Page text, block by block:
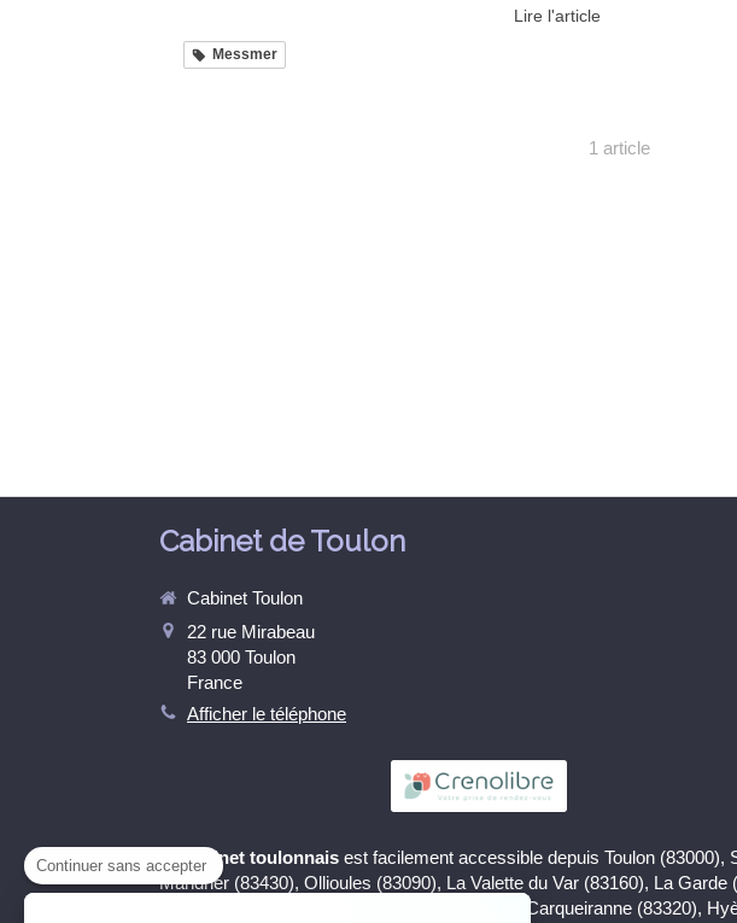
Lire l'article
Messmer
1 article
Cabinet de Toulon
Cabinet Toulon
22 rue Mirabeau
83 000 Toulon
France
Afficher le téléphone
cabinet toulonnais est facilement accessible depuis Toulon (83000),
Mandrier (83430), Ollioules (83090), La Valette du Var (83160), La Garde
La Seyne sur mer (83500), Le Pradet (83220), Carqueiranne (83320),
Continuer sans accepter